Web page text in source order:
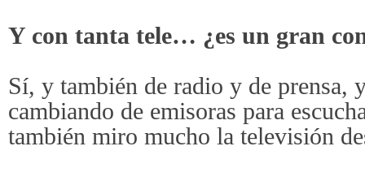
Y con tanta tele… ¿es un gran
Sí, y también de radio y de prensa,
cambiando de emisoras para
también miro mucho la televisión